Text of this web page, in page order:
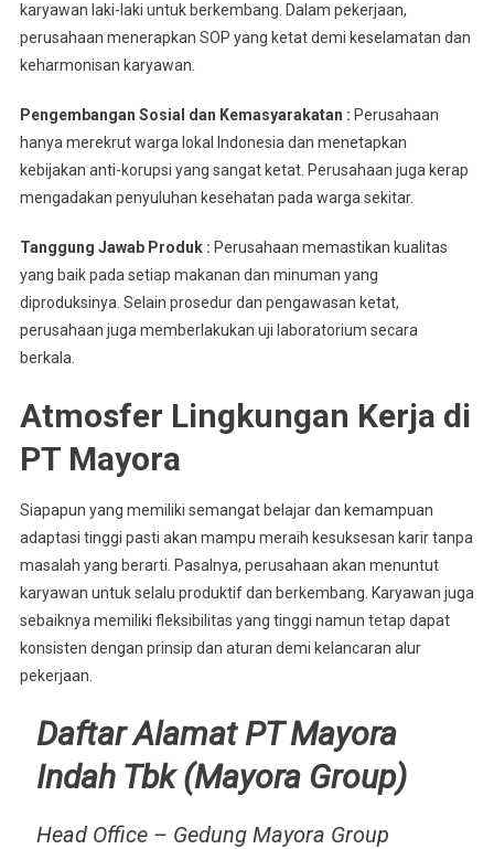
karyawan laki-laki untuk berkembang. Dalam pekerjaan,
perusahaan menerapkan SOP yang ketat demi keselamatan dan
keharmonisan karyawan.
Pengembangan Sosial dan Kemasyarakatan : Perusahaan
hanya merekrut warga lokal Indonesia dan menetapkan
kebijakan anti-korupsi yang sangat ketat. Perusahaan juga kerap
mengadakan penyuluhan kesehatan pada warga sekitar.
Tanggung Jawab Produk : Perusahaan memastikan kualitas
yang baik pada setiap makanan dan minuman yang
diproduksinya. Selain prosedur dan pengawasan ketat,
perusahaan juga memberlakukan uji laboratorium secara
berkala.
Atmosfer Lingkungan Kerja di
PT Mayora
Siapapun yang memiliki semangat belajar dan kemampuan
adaptasi tinggi pasti akan mampu meraih kesuksesan karir tanpa
masalah yang berarti. Pasalnya, perusahaan akan menuntut
karyawan untuk selalu produktif dan berkembang. Karyawan juga
sebaiknya memiliki fleksibilitas yang tinggi namun tetap dapat
konsisten dengan prinsip dan aturan demi kelancaran alur
pekerjaan.
Daftar Alamat PT Mayora
Indah Tbk (Mayora Group)
Head Office – Gedung Mayora Group